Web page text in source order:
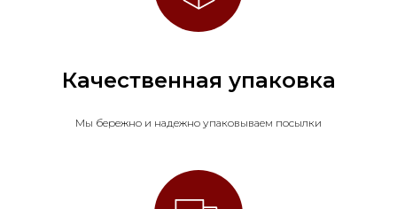
Качественная упаковка
Мы бережно и надежно упаковываем посылки